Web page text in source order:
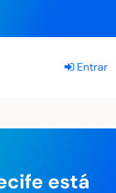
Entrar